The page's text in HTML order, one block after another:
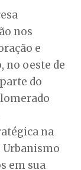
nos
e
no oeste de
do
na
Urbanismo
em sua